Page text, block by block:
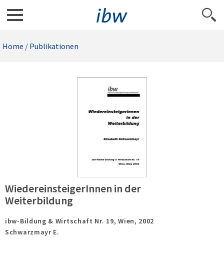
Home / Publikationen
WiedereinsteigerInnen in der
Weiterbildung
ibw-Bildung & Wirtschaft Nr. 19,Wien, 2002
Schwarzmayr E.